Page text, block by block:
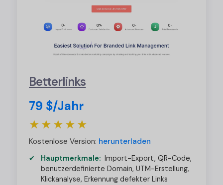
Betterlinks
79 $/Jahr
★★★★★
Kostenlose Version: herunterladen
Hauptmerkmale: Import-Export, QR-Code,
benutzerdefinierte Domain, UTM-Erstellung,
Klickanalyse, Erkennung defekter Links